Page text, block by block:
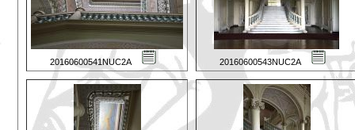
20160600541NUC2A 20160600543NUC2A